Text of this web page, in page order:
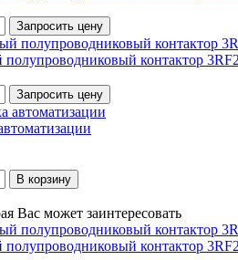
Запросить цену
контактор
Запросить цену
В корзину
Вас может заинтересовать
контактор